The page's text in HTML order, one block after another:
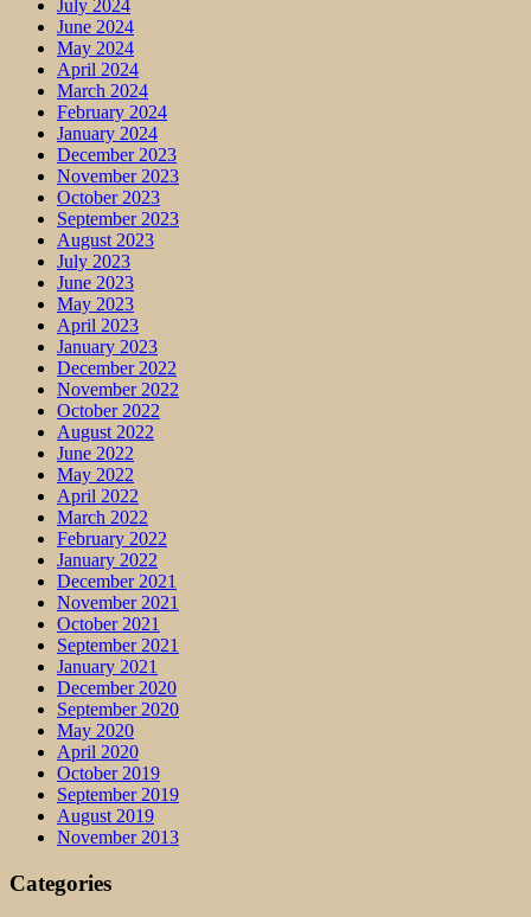
July 2024
June 2024
May 2024
April 2024
March 2024
February 2024
January 2024
December 2023
November 2023
October 2023
September 2023
August 2023
July 2023
June 2023
May 2023
April 2023
January 2023
December 2022
November 2022
October 2022
August 2022
June 2022
May 2022
April 2022
March 2022
February 2022
January 2022
December 2021
November 2021
October 2021
September 2021
January 2021
December 2020
September 2020
May 2020
April 2020
October 2019
September 2019
August 2019
November 2013
Categories